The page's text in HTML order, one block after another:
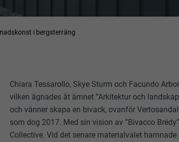
i bergsterräng
Chiara Tessarollo, Skye Sturm och Facundo
vilken ägnades åt ämnet ”Arkitektur och
och vänner skapa en bivack, ovanför
som dog 2017. Med sin vision av ”Bivacco
Collective. Vid det senare materialvalet